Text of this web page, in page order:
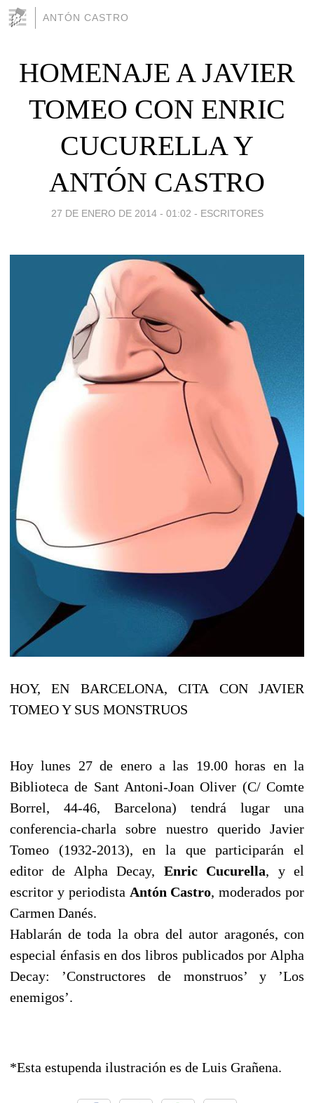
ANTÓN CASTRO
HOMENAJE A JAVIER
TOMEO CON ENRIC
CUCURELLA Y
ANTÓN CASTRO
27 DE ENERO DE 2014 - 01:02 - ESCRITORES
HOY, EN BARCELONA, CITA CON JAVIER
TOMEO Y SUS MONSTRUOS
Hoy lunes 27 de enero a las 19.00 horas en la
Biblioteca de Sant Antoni-Joan Oliver (C/ Comte
Borrel, 44-46, Barcelona) tendrá lugar una
conferencia-charla sobre nuestro querido Javier
Tomeo (1932-2013), en la que participarán el
editor de Alpha Decay, Enric Cucurella, y el
escritor y periodista Antón Castro, moderados por
Carmen Danés.
Hablarán de toda la obra del autor aragonés, con
especial énfasis en dos libros publicados por Alpha
Decay: ’Constructores de monstruos’ y ’Los
enemigos’.
*Esta estupenda ilustración es de Luis Grañena.